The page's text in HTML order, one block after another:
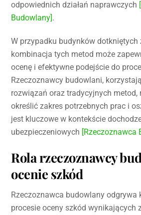
odpowiednich działań naprawczych
Budowlany].
W przypadku budynków dotkniętych
kombinacja tych metod może
ocenę i efektywne podejście do
Rzeczoznawcy budowlani,
rozwiązań oraz tradycyjnych metod,
określić zakres potrzebnych prac i
jest kluczowe w kontekście
ubezpieczeniowych [Rzeczoznawca
Rola rzeczoznawcy
ocenie szkód
Rzeczoznawca budowlany odgrywa
procesie oceny szkód wynikających